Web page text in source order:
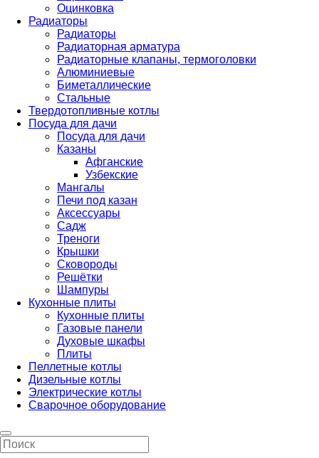
Оцинковка
Радиаторы
Радиаторы
Радиаторная арматура
Радиаторные клапаны, термоголовки
Алюминиевые
Биметаллические
Стальные
Твердотопливные котлы
Посуда для дачи
Посуда для дачи
Казаны
Афганские
Узбекские
Мангалы
Печи под казан
Аксессуары
Садж
Треноги
Крышки
Сковороды
Решётки
Шампуры
Кухонные плиты
Кухонные плиты
Газовые панели
Духовые шкафы
Плиты
Пеллетные котлы
Дизельные котлы
Электрические котлы
Сварочное оборудование